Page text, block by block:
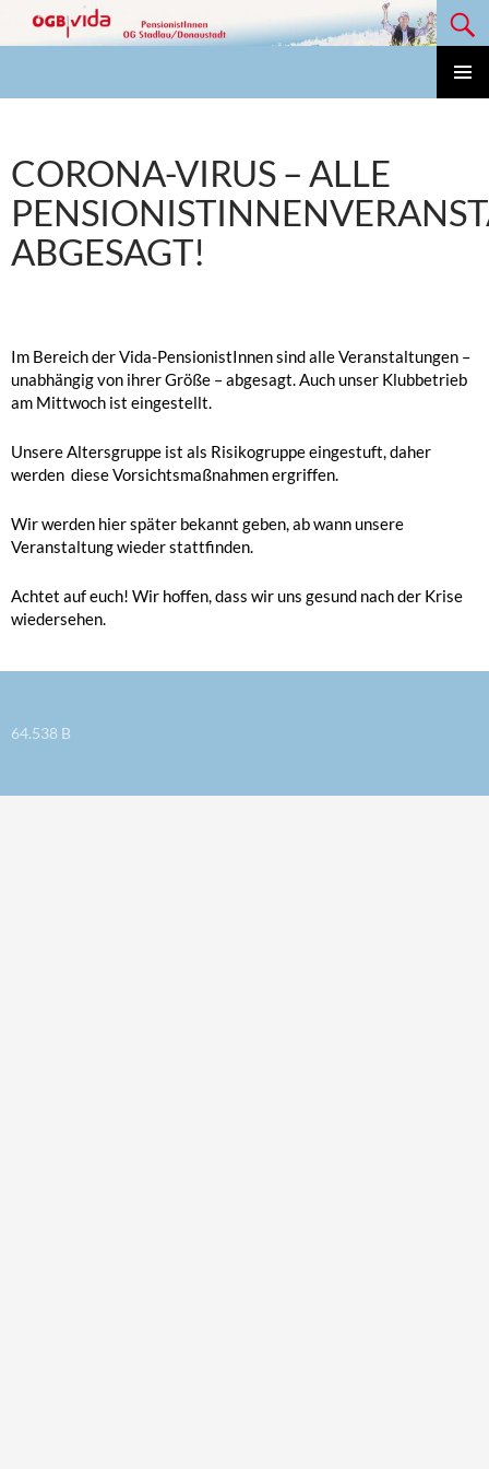
Inhalt
CORONA-VIRUS – ALLE
ABGESAGT!
Im Bereich der Vida-PensionistInnen sind alle Veranstaltungen –
unabhängig von ihrer Größe – abgesagt. Auch unser Klubbetrieb
am Mittwoch ist eingestellt.
Unsere Altersgruppe ist als Risikogruppe eingestuft, daher
werden diese Vorsichtsmaßnahmen ergriffen.
Wir werden hier später bekannt geben, ab wann unsere
Veranstaltung wieder stattfinden.
Achtet auf euch! Wir hoffen, dass wir uns gesund nach der Krise
wiedersehen.
64.538 B